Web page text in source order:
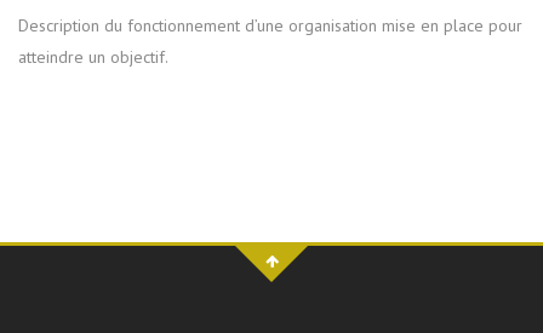
Description du fonctionnement d’une organisation mise en place pour
atteindre un objectif.